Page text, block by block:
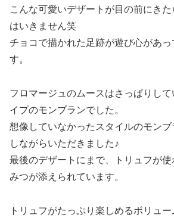
こんな可愛いデザートが目の前にき
はいきません笑
チョコで描かれた足跡が遊び心があっ
す。
フロマージュのムースはさっぱりし
イプのモンブランでした。
想像していなかったスタイルのモン
しながらいただきました♪
最後のデザートにまで、トリュフが
みつが添えられています。
トリュフがたっぷり楽しめるボリュ